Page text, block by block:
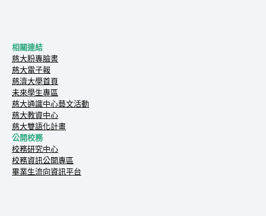
相關連結
慈大粉專臉書
慈大電子報
慈濟大學首頁
未來學生專區
慈大通識中心藝文活動
慈大教資中心
慈大雙語化計畫
公開校務
校務研究中心
校務資訊公開專區
畢業生流向資訊平台